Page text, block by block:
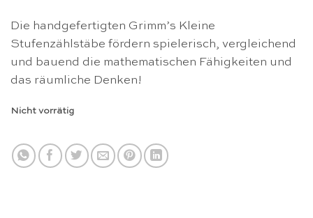
Die handgefertigten Grimm’s Kleine
Stufenzählstäbe fördern spielerisch, vergleichend
und bauend die mathematischen Fähigkeiten und
das räumliche Denken!
Nicht vorrätig